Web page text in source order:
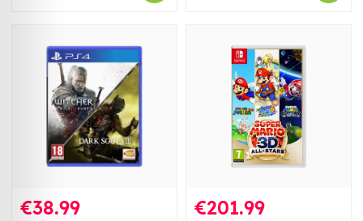
€38.99 €201.99